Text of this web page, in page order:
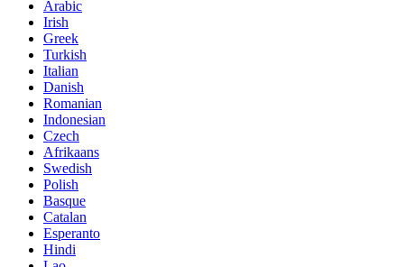
Arabic
Irish
Greek
Turkish
Italian
Danish
Romanian
Indonesian
Czech
Afrikaans
Swedish
Polish
Basque
Catalan
Esperanto
Hindi